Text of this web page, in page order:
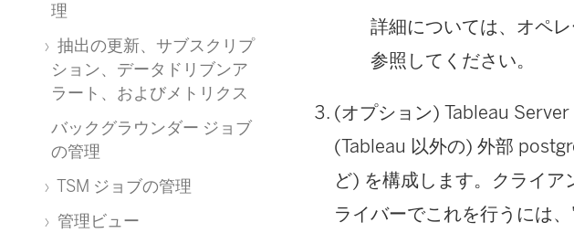
理
抽出の更新、サブスクリプ
ション、データドリブンア
ラート、およびメトリクス
バックグラウンダー ジョブ
の管理
TSM ジョブの管理
管理ビュー
詳細については、オペ
参照してください。
(オプション) Tableau
(Tableau 以外の) 外部
ど) を構成します。クライ
ライバーでこれを行うには